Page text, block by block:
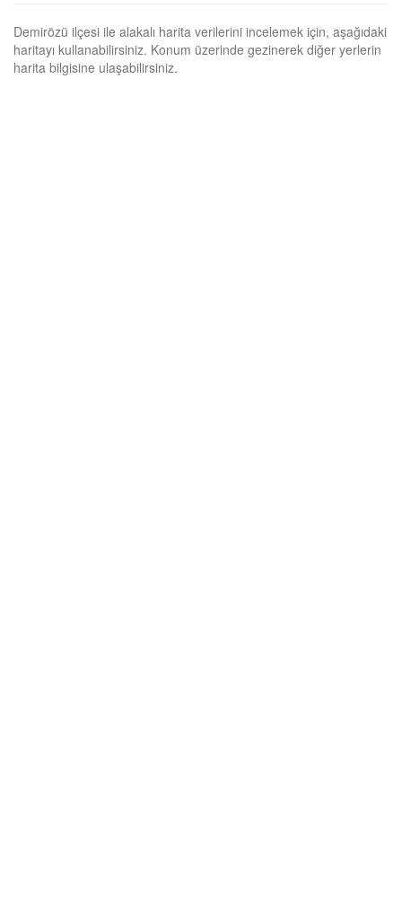
Demirözü ilçesi ile alakalı harita verilerini incelemek için, aşağıdaki
haritayı kullanabilirsiniz. Konum üzerinde gezinerek diğer yerlerin
harita bilgisine ulaşabilirsiniz.